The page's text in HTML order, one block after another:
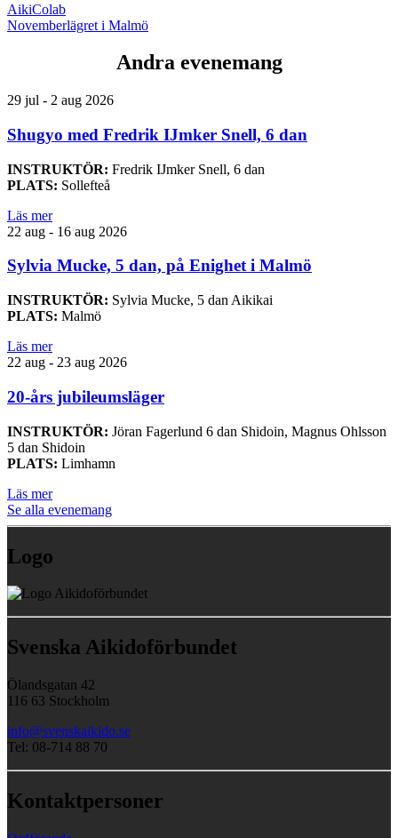
AikiColab
Novemberlägret i Malmö
Andra evenemang
29 jul - 2 aug 2026
Shugyo med Fredrik IJmker Snell, 6 dan
INSTRUKTÖR: Fredrik IJmker Snell, 6 dan
PLATS: Sollefteå
Läs mer
22 aug - 16 aug 2026
Sylvia Mucke, 5 dan, på Enighet i Malmö
INSTRUKTÖR: Sylvia Mucke, 5 dan Aikikai
PLATS: Malmö
Läs mer
22 aug - 23 aug 2026
20-års jubileumsläger
INSTRUKTÖR: Jöran Fagerlund 6 dan Shidoin, Magnus Ohlsson
5 dan Shidoin
PLATS: Limhamn
Läs mer
Se alla evenemang
Logo
Svenska Aikidoförbundet
Ölandsgatan 42
116 63 Stockholm
info@svenskaikido.se
Tel: 08-714 88 70
Kontaktpersoner